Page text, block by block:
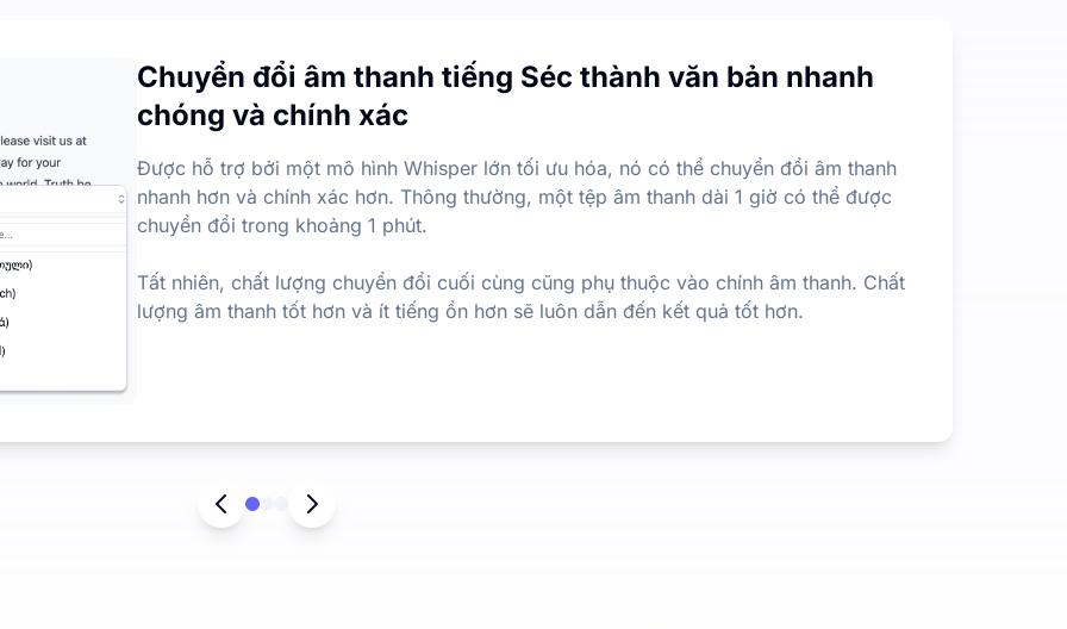
tháng, với giới hạn hàng ngày là 3 tệp. Không có hạn chế về độ dài hoặc kích thước tệp, điều này ít hạn chế
thành văn bản
từ các tệp âm thanh và video, giúp bạn nhanh chóng trích xuất thông tin quan trọng nhất từ nội dung dài.
Chuyển đổi âm thanh tiếng Séc thành văn bản nhanh
chóng và chính xác
Được hỗ trợ bởi một mô hình Whisper lớn tối ưu hóa, nó có thể chuyển đổi âm thanh
nhanh hơn và chính xác hơn. Thông thường, một tệp âm thanh dài 1 giờ có thể được
chuyển đổi trong khoảng 1 phút.
Tất nhiên, chất lượng chuyển đổi cuối cùng cũng phụ thuộc vào chính âm thanh. Chất
lượng âm thanh tốt hơn và ít tiếng ồn hơn sẽ luôn dẫn đến kết quả tốt hơn.